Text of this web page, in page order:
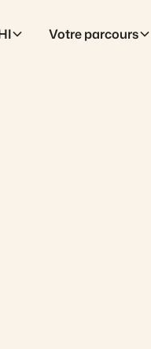
Votre parcours